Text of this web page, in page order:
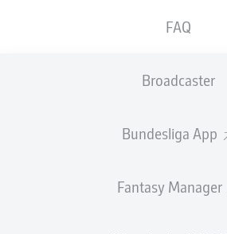
FAQ
Broadcaster
Bundesliga App
Fantasy Manager
Klassenerhalt der
Bauer war zur Saison 2022/23
Weißen absolvierte er insgesamt 55
denen ihm ein Tor und eine Vorlage
Elfmeter im Elfmeterschießen des